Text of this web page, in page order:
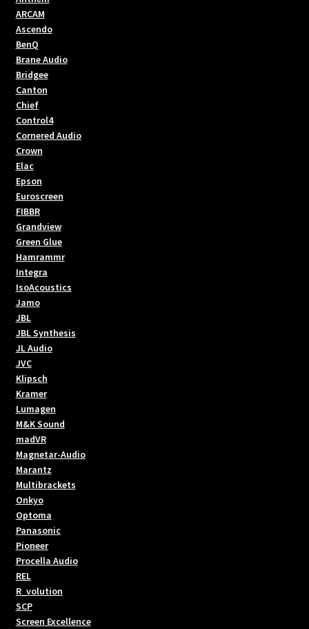
ARCAM
Ascendo
BenQ
Brane Audio
Bridgee
Canton
Chief
Control4
Cornered Audio
Crown
Elac
Epson
Euroscreen
FIBBR
Grandview
Green Glue
Hamrammr
Integra
IsoAcoustics
Jamo
JBL
JBL Synthesis
JL Audio
JVC
Klipsch
Kramer
Lumagen
M&K Sound
madVR
Magnetar-Audio
Marantz
Multibrackets
Onkyo
Optoma
Panasonic
Pioneer
Procella Audio
REL
R_volution
SCP
Screen Excellence